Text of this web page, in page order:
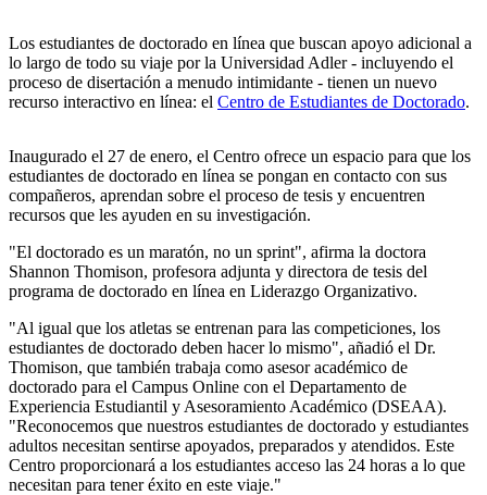
Los estudiantes de doctorado en línea que buscan apoyo adicional a
lo largo de todo su viaje por la Universidad Adler - incluyendo el
proceso de disertación a menudo intimidante - tienen un nuevo
recurso interactivo en línea: el Centro de Estudiantes de Doctorado.
Inaugurado el 27 de enero, el Centro ofrece un espacio para que los
estudiantes de doctorado en línea se pongan en contacto con sus
compañeros, aprendan sobre el proceso de tesis y encuentren
recursos que les ayuden en su investigación.
"El doctorado es un maratón, no un sprint", afirma la doctora
Shannon Thomison, profesora adjunta y directora de tesis del
programa de doctorado en línea en Liderazgo Organizativo.
"Al igual que los atletas se entrenan para las competiciones, los
estudiantes de doctorado deben hacer lo mismo", añadió el Dr.
Thomison, que también trabaja como asesor académico de
doctorado para el Campus Online con el Departamento de
Experiencia Estudiantil y Asesoramiento Académico (DSEAA).
"Reconocemos que nuestros estudiantes de doctorado y estudiantes
adultos necesitan sentirse apoyados, preparados y atendidos. Este
Centro proporcionará a los estudiantes acceso las 24 horas a lo que
necesitan para tener éxito en este viaje."